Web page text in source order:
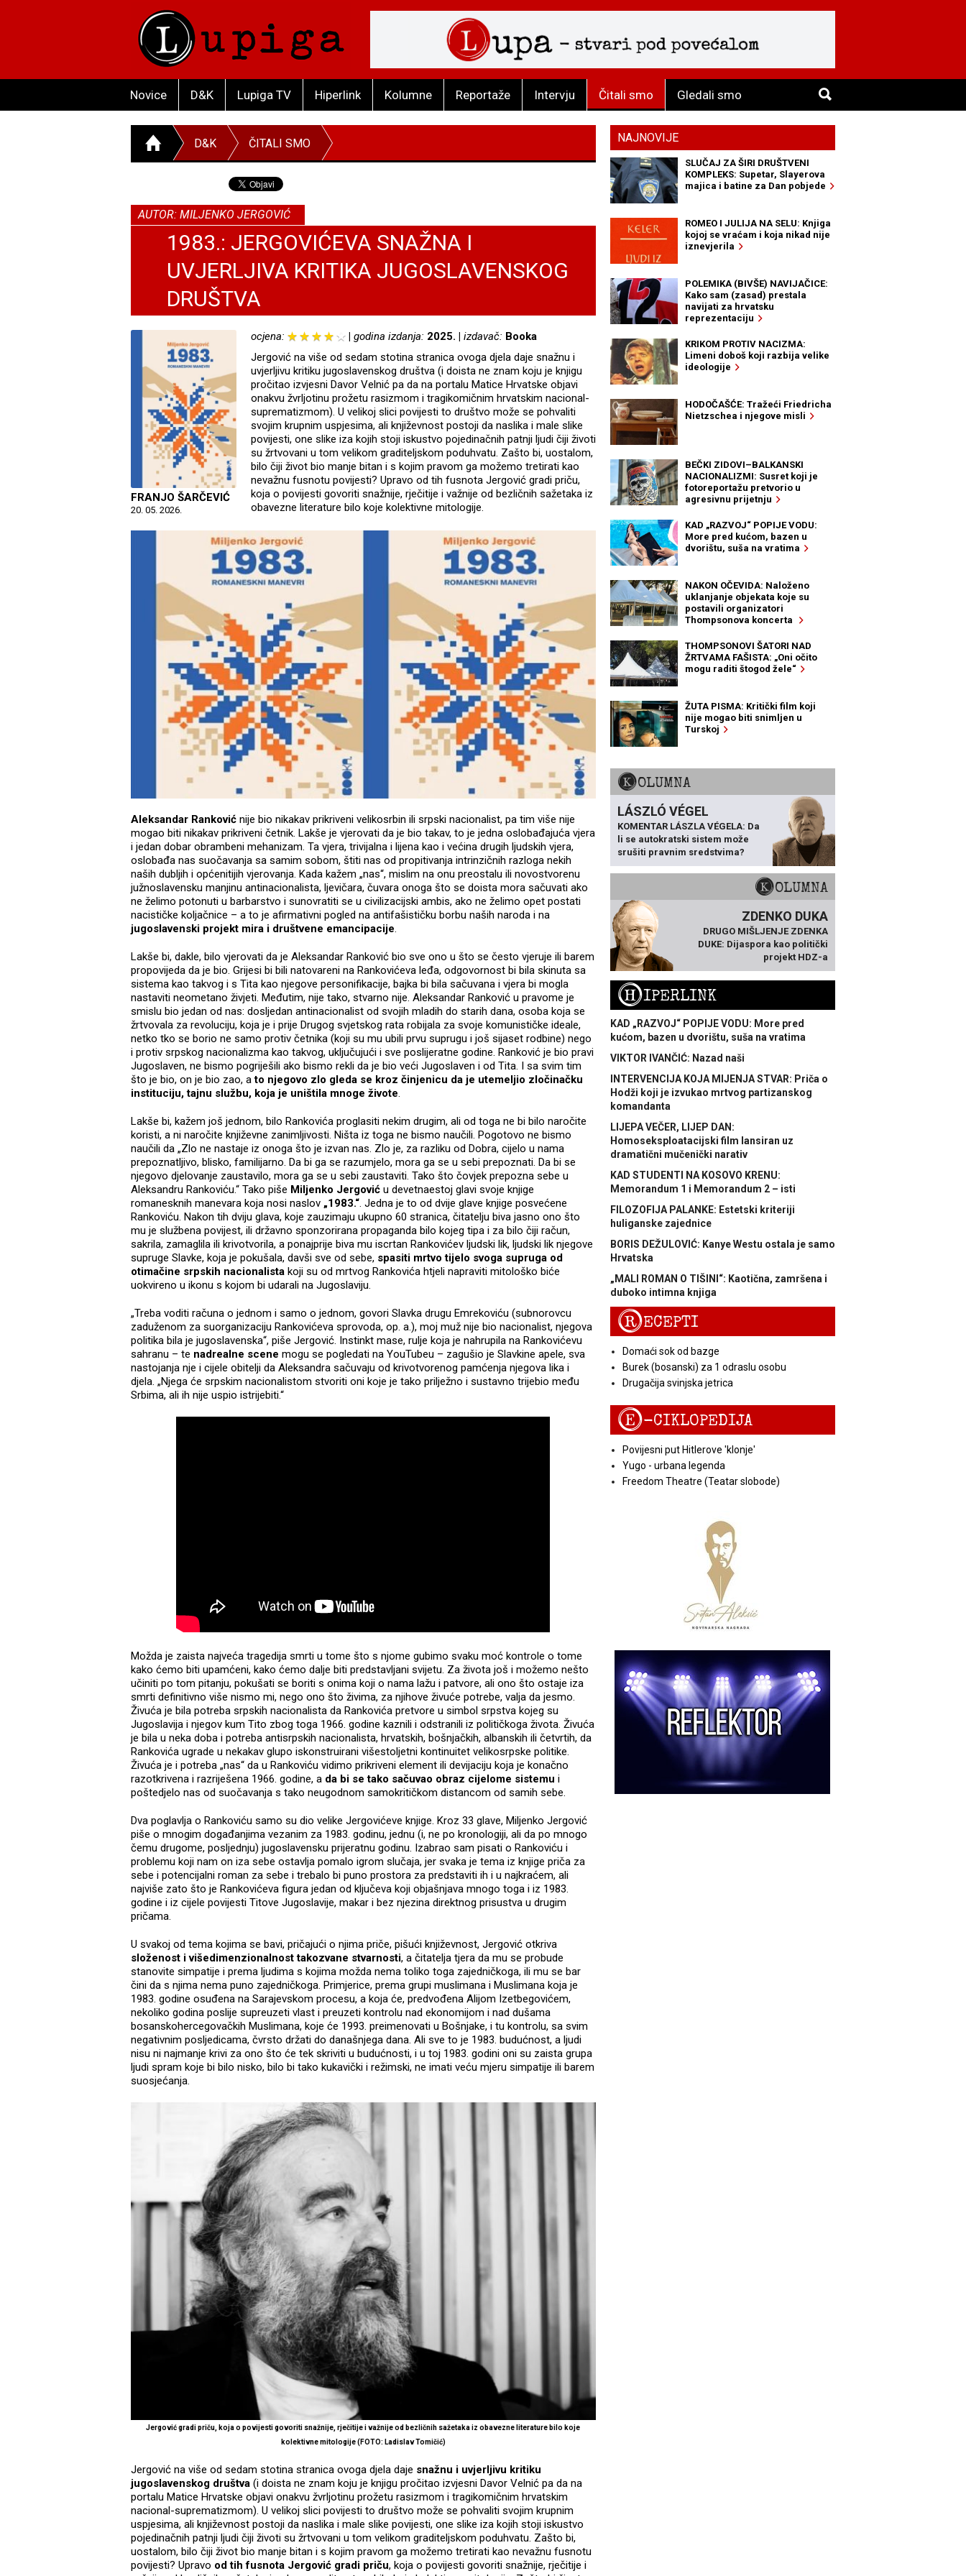
Novice D&K Lupiga TV Hiperlink Kolumne Reportaže Intervju Čitali smo Gledali smo
D&K ČITALI SMO
AUTOR: MILJENKO JERGOVIĆ
1983.: JERGOVIĆEVA SNAŽNA I
UVJERLJIVA KRITIKA JUGOSLAVENSKOG
DRUŠTVA
FRANJO ŠARČEVIĆ
20. 05. 2026.
ocjena: godina izdanja: 2025. izdavač: Booka
Jergović na više od sedam stotina stranica ovoga djela daje snažnu i
uvjerljivu kritiku jugoslavenskog društva (i doista ne znam koju je knjigu
pročitao izvjesni Davor Velnić pa da na portalu Matice Hrvatske objavi
onakvu žvrljotinu prožetu rasizmom i tragikomičnim hrvatskim nacional-
suprematizmom). U velikoj slici povijesti to društvo može se pohvaliti
svojim krupnim uspjesima, ali književnost postoji da naslika i male slike
povijesti, one slike iza kojih stoji iskustvo pojedinačnih patnji ljudi čiji životi
su žrtvovani u tom velikom graditeljskom poduhvatu. Zašto bi, uostalom,
bilo čiji život bio manje bitan i s kojim pravom ga možemo tretirati kao
nevažnu fusnotu povijesti? Upravo od tih fusnota Jergović gradi priču,
koja o povijesti govoriti snažnije, rječitije i važnije od bezličnih sažetaka iz
obavezne literature bilo koje kolektivne mitologije.
Aleksandar Ranković nije bio nikakav prikriveni velikosrbin ili srpski nacionalist, pa tim više nije
mogao biti nikakav prikriveni četnik. Lakše je vjerovati da je bio takav, to je jedna oslobađajuća vjera
i jedan dobar obrambeni mehanizam. Ta vjera, trivijalna i lijena kao i većina drugih ljudskih vjera,
oslobađa nas suočavanja sa samim sobom, štiti nas od propitivanja intrinzičnih razloga nekih
naših dubljih i općenitijih vjerovanja. Kada kažem „nas“, mislim na onu preostalu ili novostvorenu
južnoslavensku manjinu antinacionalista, ljevičara, čuvara onoga što se doista mora sačuvati ako
ne želimo potonuti u barbarstvo i sunovratiti se u civilizacijski ambis, ako ne želimo opet postati
nacističke koljačnice – a to je afirmativni pogled na antifašističku borbu naših naroda i na
jugoslavenski projekt mira i društvene emancipacije.
Lakše bi, dakle, bilo vjerovati da je Aleksandar Ranković bio sve ono u što se često vjeruje ili barem
propovijeda da je bio. Grijesi bi bili natovareni na Rankovićeva leđa, odgovornost bi bila skinuta sa
sistema kao takvog i s Tita kao njegove personifikacije, bajka bi bila sačuvana i vjera bi mogla
nastaviti neometano živjeti. Međutim, nije tako, stvarno nije. Aleksandar Ranković u pravome je
smislu bio jedan od nas: dosljedan antinacionalist od svojih mladih do starih dana, osoba koja se
žrtvovala za revoluciju, koja je i prije Drugog svjetskog rata robijala za svoje komunističke ideale,
netko tko se borio ne samo protiv četnika (koji su mu ubili prvu suprugu i još sijaset rodbine) nego
i protiv srpskog nacionalizma kao takvog, uključujući i sve poslijeratne godine. Ranković je bio pravi
Jugoslaven, ne bismo pogriješili ako bismo rekli da je bio veći Jugoslaven i od Tita. I sa svim tim
što je bio, on je bio zao, ato njegovo zlo gleda se kroz činjenicu da je utemeljio zločinačku
instituciju, tajnu službu, koja je uništila mnoge živote.
Lakše bi, kažem još jednom, bilo Rankovića proglasiti nekim drugim, ali od toga ne bi bilo naročite
koristi, a ni naročite književne zanimljivosti. Ništa iz toga ne bismo naučili. Pogotovo ne bismo
naučili da „Zlo ne nastaje iz onoga što je izvan nas. Zlo je, za razliku od Dobra, cijelo u nama
prepoznatljivo, blisko, familijarno. Da bi ga se razumjelo, mora ga se u sebi prepoznati. Da bi se
njegovo djelovanje zaustavilo, mora ga se u sebi zaustaviti. Tako što čovjek prepozna sebe u
Aleksandru Rankoviću.“ Tako piše Miljenko Jergović u devetnaestoj glavi svoje knjige
romanesknih manevara koja nosi naslov „1983.“. Jedna je to od dvije glave knjige posvećene
Rankoviću. Nakon tih dviju glava, koje zauzimaju ukupno 60 stranica, čitatelju biva jasno ono što
mu je službena povijest, ili državno sponzorirana propaganda bilo kojeg tipa i za bilo čiji račun,
sakrila, zamaglila ili krivotvorila, a ponajprije biva mu iscrtan Rankovićev ljudski lik, ljudski lik njegove
supruge Slavke, koja je pokušala, davši sve od sebe, spasiti mrtvo tijelo svoga supruga od
otimačine srpskih nacionalista koji su od mrtvog Rankovića htjeli napraviti mitološko biće
uokvireno u ikonu s kojom bi udarali na Jugoslaviju.
„Treba voditi računa o jednom i samo o jednom, govori Slavka drugu Emrekoviću (subnorovcu
zaduženom za suorganizaciju Rankovićeva sprovoda, op. a.), moj muž nije bio nacionalist, njegova
politika bila je jugoslavenska“, piše Jergović. Instinkt mase, rulje koja je nahrupila na Rankovićevu
sahranu – te nadrealne scene mogu se pogledati na YouTubeu – zagušio je Slavkine apele, sva
nastojanja nje i cijele obitelji da Aleksandra sačuvaju od krivotvorenog pamćenja njegova lika i
djela. „Njega će srpskim nacionalistom stvoriti oni koje je tako prilježno i sustavno trijebio među
Srbima, ali ih nije uspio istrijebiti.“
Možda je zaista najveća tragedija smrti u tome što s njome gubimo svaku moć kontrole o tome
kako ćemo biti upamćeni, kako ćemo dalje biti predstavljani svijetu. Za života još i možemo nešto
učiniti po tom pitanju, pokušati se boriti s onima koji o nama lažu i patvore, ali ono što ostaje iza
smrti definitivno više nismo mi, nego ono što živima, za njihove živuće potrebe, valja da jesmo.
Živuća je bila potreba srpskih nacionalista da Rankovića pretvore u simbol srpstva kojeg su
Jugoslavija i njegov kum Tito zbog toga 1966. godine kaznili i odstranili iz političkoga života. Živuća
je bila u neka doba i potreba antisrpskih nacionalista, hrvatskih, bošnjačkih, albanskih ili četvrtih, da
Rankovića ugrade u nekakav glupo iskonstruirani višestoljetni kontinuitet velikosrpske politike.
Živuća je i potreba „nas“ da u Rankoviću vidimo prikriveni element ili devijaciju koja je konačno
razotkrivena i razriješena 1966. godine, a da bi se tako sačuvao obraz cijelome sistemu i
poštedjelo nas od suočavanja s tako neugodnom samokritičkom distancom od samih sebe.
Dva poglavlja o Rankoviću samo su dio velike Jergovićeve knjige. Kroz 33 glave, Miljenko Jergović
piše o mnogim događanjima vezanim za 1983. godinu, jednu (i, ne po kronologiji, ali da po mnogo
čemu drugome, posljednju) jugoslavensku prijeratnu godinu. Izabrao sam pisati o Rankoviću i
problemu koji nam on iza sebe ostavlja pomalo igrom slučaja, jer svaka je tema iz knjige priča za
sebe i potencijalni roman za sebe i trebalo bi puno prostora za predstaviti ih i u najkraćem, ali
najviše zato što je Rankovićeva figura jedan od ključeva koji objašnjava mnogo toga i iz 1983.
godine i iz cijele povijesti Titove Jugoslavije, makar i bez njezina direktnog prisustva u drugim
pričama.
U svakoj od tema kojima se bavi, pričajući o njima priče, pišući književnost, Jergović otkriva
složenost i višedimenzionalnost takozvane stvarnosti, a čitatelja tjera da mu se probude
stanovite simpatije i prema ljudima s kojima možda nema toliko toga zajedničkoga, ili mu se bar
čini da s njima nema puno zajedničkoga. Primjerice, prema grupi muslimana i Muslimana koja je
1983. godine osuđena na Sarajevskom procesu, a koja će, predvođena Alijom Izetbegovićem,
nekoliko godina poslije supreuzeti vlast i preuzeti kontrolu nad ekonomijom i nad dušama
bosanskohercegovačkih Muslimana, koje će 1993. preimenovati u Bošnjake, i tu kontrolu, sa svim
negativnim posljedicama, čvrsto držati do današnjega dana. Ali sve to je 1983. budućnost, a ljudi
nisu ni najmanje krivi za ono što će tek skriviti u budućnosti, i u toj 1983. godini oni su zaista grupa
ljudi spram koje bi bilo nisko, bilo bi tako kukavički i režimski, ne imati veću mjeru simpatije ili barem
suosjećanja.
Jergović gradi priču, koja o povijesti govoriti snažnije, rječitije i važnije od bezličnih sažetaka iz obavezne literature bilo koje
kolektivne mitologije (FOTO: Ladislav Tomičić)
Jergović na više od sedam stotina stranica ovoga djela daje snažnu i uvjerljivu kritiku
jugoslavenskog društva (i doista ne znam koju je knjigu pročitao izvjesni Davor Velnić pa da na
portalu Matice Hrvatske objavi onakvu žvrljotinu prožetu rasizmom i tragikomičnim hrvatskim
nacional-suprematizmom). U velikoj slici povijesti to društvo može se pohvaliti svojim krupnim
uspjesima, ali književnost postoji da naslika i male slike povijesti, one slike iza kojih stoji iskustvo
pojedinačnih patnji ljudi čiji životi su žrtvovani u tom velikom graditeljskom poduhvatu. Zašto bi,
uostalom, bilo čiji život bio manje bitan i s kojim pravom ga možemo tretirati kao nevažnu fusnotu
povijesti? Upravo od tih fusnota Jergović gradi priču, koja o povijesti govoriti snažnije, rječitije i
NAJNOVIJE
SLUČAJ ZA ŠIRI DRUŠTVENI
KOMPLEKS: Supetar, Slayerova
majica i batine za Dan pobjede
ROMEO I JULIJA NA SELU: Knjiga
kojoj se vraćam i koja nikad nije
iznevjerila
POLEMIKA (BIVŠE) NAVIJAČICE:
Kako sam (zasad) prestala
navijati za hrvatsku
reprezentaciju
KRIKOM PROTIV NACIZMA:
Limeni doboš koji razbija velike
ideologije
HODOČAŠĆE: Tražeći Friedricha
Nietzschea i njegove misli
BEČKI ZIDOVI–BALKANSKI
NACIONALIZMI: Susret koji je
fotoreportažu pretvorio u
agresivnu prijetnju
KAD „RAZVOJ“ POPIJE VODU:
More pred kućom, bazen u
dvorištu, suša na vratima
NAKON OČEVIDA: Naloženo
uklanjanje objekata koje su
postavili organizatori
Thompsonova koncerta
THOMPSONOVI ŠATORI NAD
ŽRTVAMA FAŠISTA: „Oni očito
mogu raditi štogod žele“
ŽUTA PISMA: Kritički film koji
nije mogao biti snimljen u
Turskoj
KOLUMNA
LÁSZLÓ VÉGEL
KOMENTAR LÁSZLA VÉGELA: Da
li se autokratski sistem može
srušiti pravnim sredstvima?
KOLUMNA
ZDENKO DUKA
DRUGO MIŠLJENJE ZDENKA
DUKE: Dijaspora kao politički
projekt HDZ-a
HIPERLINK
KAD „RAZVOJ“ POPIJE VODU: More pred
kućom, bazen u dvorištu, suša na vratima
VIKTOR IVANČIĆ: Nazad naši
INTERVENCIJA KOJA MIJENJA STVAR: Priča o
Hodži koji je izvukao mrtvog partizanskog
komandanta
LIJEPA VEČER, LIJEP DAN:
Homoseksploatacijski film lansiran uz
dramatični mučenički narativ
KAD STUDENTI NA KOSOVO KRENU:
Memorandum 1 i Memorandum 2 – isti
FILOZOFIJA PALANKE: Estetski kriteriji
huliganske zajednice
BORIS DEŽULOVIĆ: Kanye Westu ostala je samo
Hrvatska
„MALI ROMAN O TIŠINI“: Kaotična, zamršena i
duboko intimna knjiga
RECEPTI
Domaći sok od bazge
Burek (bosanski) za 1 odraslu osobu
Drugačija svinjska jetrica
E-CIKLOPEDIJA
Povijesni put Hitlerove 'klonje'
Yugo - urbana legenda
Freedom Theatre (Teatar slobode)